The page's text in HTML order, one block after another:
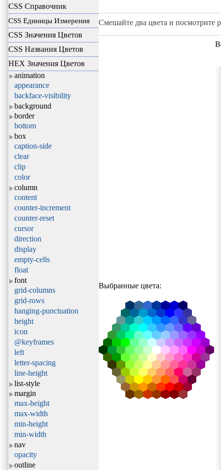
CSS Справочник
CSS Единицы Измерения
CSS Значения Цветов
CSS Названия Цветов
HEX Значения Цветов
animation
appearance
backface-visibility
background
border
bottom
box
caption-side
clear
clip
color
column
content
counter-increment
counter-reset
cursor
direction
display
empty-cells
float
font
grid-columns
grid-rows
hanging-punctuation
height
icon
@keyframes
left
letter-spacing
line-height
list-style
margin
max-height
max-width
min-height
min-width
nav
opacity
outline
Смешайте два цвета и посмотрите
Выбранные цвета: